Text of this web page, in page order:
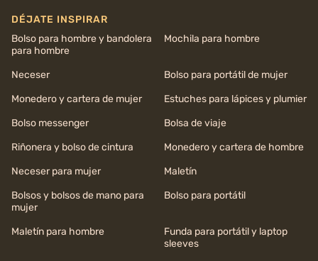
DÉJATE INSPIRAR
Bolso para hombre y bandolera
para hombre
Mochila para hombre
Neceser
Bolso para portátil de mujer
Monedero y cartera de mujer
Estuches para lápices y plumier
Bolso messenger
Bolsa de viaje
Riñonera y bolso de cintura
Monedero y cartera de hombre
Neceser para mujer
Maletín
Bolsos y bolsos de mano para
mujer
Bolso para portátil
Maletín para hombre
Funda para portátil y laptop
sleeves